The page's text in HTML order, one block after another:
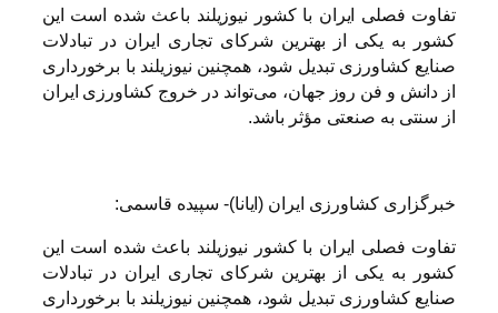
تفاوت فصلی ایران با کشور نیوزیلند باعث شده است این
کشور به یکی از بهترین شرکای تجاری ایران در تبادلات
صنایع کشاورزی تبدیل شود، همچنین نیوزیلند با برخورداری
از دانش و فن روز جهان، می‌تواند در خروج کشاورزی ایران
از سنتی به صنعتی مؤثر باشد.
خبرگزاری کشاورزی ایران (ایانا)- سپیده قاسمی:
تفاوت فصلی ایران با کشور نیوزیلند باعث شده است این
کشور به یکی از بهترین شرکای تجاری ایران در تبادلات
صنایع کشاورزی تبدیل شود، همچنین نیوزیلند با برخورداری